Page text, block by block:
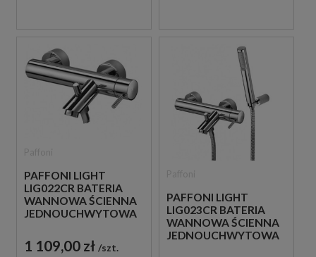
PAFFONI LIGHT
LIG022CR BATERIA
WANNOWA ŚCIENNA
JEDNOUCHWYTOWA
1 109,00 zł szt.
PAFFONI LIGHT
LIG023CR BATERIA
WANNOWA ŚCIENNA
JEDNOUCHWYTOWA